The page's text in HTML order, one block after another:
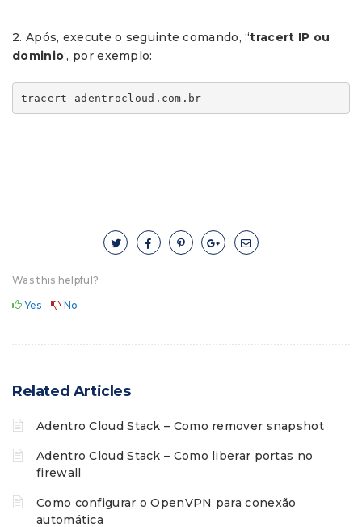
2. Após, execute o seguinte comando, “tracert IP ou
dominio‘, por exemplo:
tracert adentrocloud.com.br
Was this helpful?
Yes No
Related Articles
Adentro Cloud Stack – Como remover snapshot
Adentro Cloud Stack – Como liberar portas no
firewall
Como configurar o OpenVPN para conexão
automática